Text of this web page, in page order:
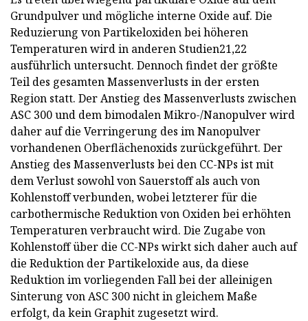
Grundpulver und mögliche interne Oxide auf. Die
Reduzierung von Partikeloxiden bei höheren
Temperaturen wird in anderen Studien21,22
ausführlich untersucht. Dennoch findet der größte
Teil des gesamten Massenverlusts in der ersten
Region statt. Der Anstieg des Massenverlusts zwischen
ASC 300 und dem bimodalen Mikro-/Nanopulver wird
daher auf die Verringerung des im Nanopulver
vorhandenen Oberflächenoxids zurückgeführt. Der
Anstieg des Massenverlusts bei den CC-NPs ist mit
dem Verlust sowohl von Sauerstoff als auch von
Kohlenstoff verbunden, wobei letzterer für die
carbothermische Reduktion von Oxiden bei erhöhten
Temperaturen verbraucht wird. Die Zugabe von
Kohlenstoff über die CC-NPs wirkt sich daher auch auf
die Reduktion der Partikeloxide aus, da diese
Reduktion im vorliegenden Fall bei der alleinigen
Sinterung von ASC 300 nicht in gleichem Maße
erfolgt, da kein Graphit zugesetzt wird.